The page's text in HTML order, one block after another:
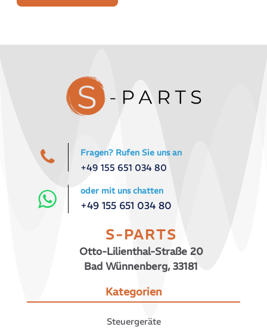
Fragen? Rufen Sie uns an
+49 155 651 034 80
oder mit uns chatten
+49 155 651 034 80
S-PARTS
Otto-Lilienthal-Straße 20
Bad Wünnenberg, 33181
Kategorien
Steuergeräte